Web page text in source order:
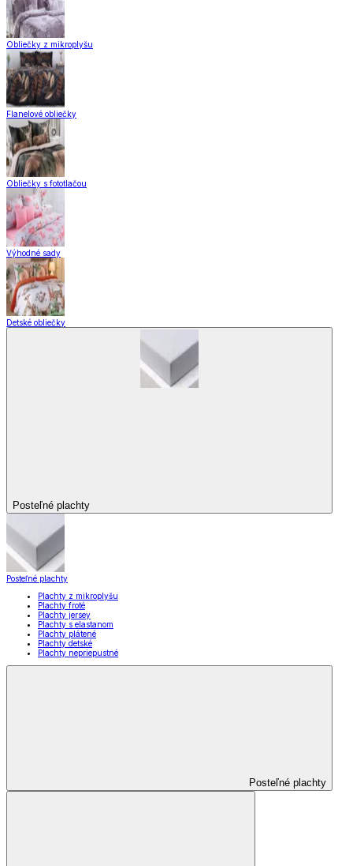
Obliečky z mikroplyšu
Flanelové obliečky
Obliečky s fototlačou
Výhodné sady
Detské obliečky
Posteľné plachty
Posteľné plachty
Plachty z mikroplyšu
Plachty froté
Plachty jersey
Plachty s elastanom
Plachty plátené
Plachty detské
Plachty nepriepustné
Posteľné plachty